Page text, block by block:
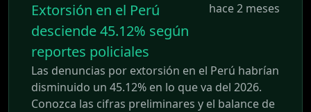
Extorsión en el Perú
desciende 45.12% según
reportes policiales
hace 2 meses
Las denuncias por extorsión en el Perú habrían
disminuido un 45.12% en lo que va del 2026.
Conozca las cifras preliminares y el balance de